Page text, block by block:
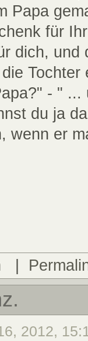
Papa
für
dich, und
Tochter
- " ...
du ja
wenn er
|
2012,